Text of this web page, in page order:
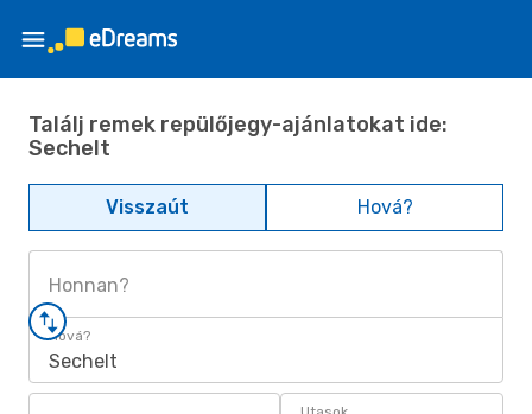
Találj remek repülőjegy-ajánlatokat ide:
Sechelt
Visszaút Hová?
Honnan?
Hová?
Sechelt